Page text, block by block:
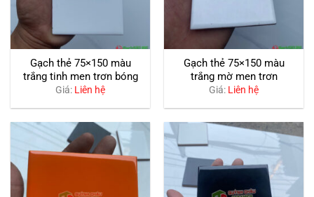
Gạch thẻ 75×150 màu
trắng tinh men trơn bóng
Giá: Liên hệ
Gạch thẻ 75×150 màu
trắng mờ men trơn
Giá: Liên hệ